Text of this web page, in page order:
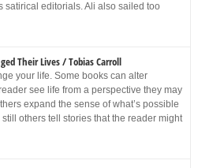
satirical editorials. Ali also sailed too
Their Lives / Tobias Carroll
your life. Some books can alter
see life from a perspective they may
expand the sense of what’s possible
others tell stories that the reader might